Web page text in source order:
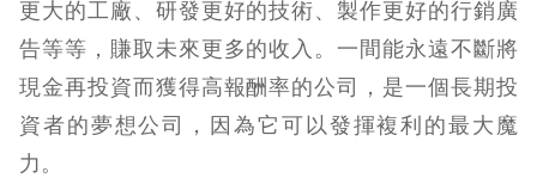
更大的工廠、研發更好的技術、製作更好的行銷廣
告等等，賺取未來更多的收入。一間能永遠不斷將
現金再投資而獲得高報酬率的公司，是一個長期投
資者的夢想公司，因為它可以發揮複利的最大魔
力。